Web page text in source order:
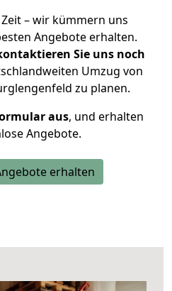
– wir kümmern uns
Angebote erhalten.
Sie uns noch
Umzug von
zu planen.
aus, und erhalten
Angebote.
erhalten